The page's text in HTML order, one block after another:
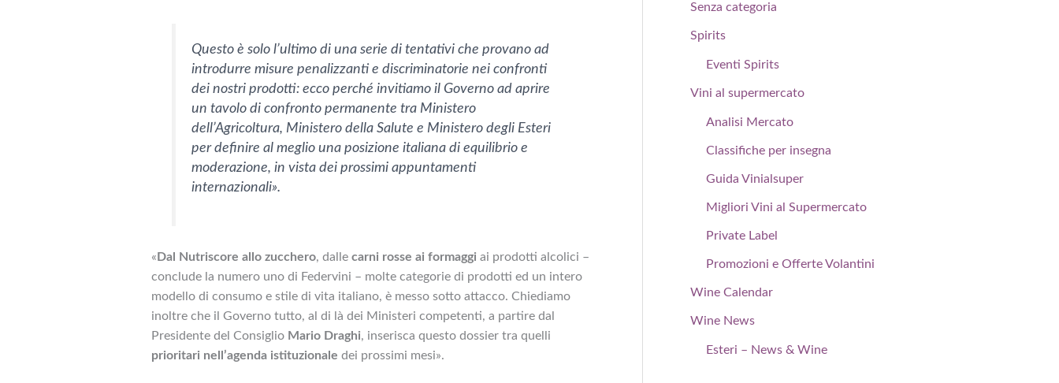
Questo è solo l’ultimo di una serie di tentativi che provano ad
introdurre misure penalizzanti e discriminatorie nei confronti
dei nostri prodotti: ecco perché invitiamo il Governo ad aprire
un tavolo di confronto permanente tra Ministero
dell’Agricoltura, Ministero della Salute e Ministero degli Esteri
per definire al meglio una posizione italiana di equilibrio e
moderazione, in vista dei prossimi appuntamenti
internazionali».
« Dal Nutriscore allo zucchero, dalle carni rosse ai formaggi ai prodotti alcolici –
conclude la numero uno di Federvini – molte categorie di prodotti ed un intero
modello di consumo e stile di vita italiano, è messo sotto attacco. Chiediamo
inoltre che il Governo tutto, al di là dei Ministeri competenti, a partire dal
Presidente del Consiglio Mario Draghi, inserisca questo dossier tra quelli
prioritari nell’agenda istituzionale dei prossimi mesi».
Senza categoria
Spirits
Eventi Spirits
Vini al supermercato
Analisi Mercato
Classifiche per insegna
Guida Vinialsuper
Migliori Vini al Supermercato
Private Label
Promozioni e Offerte Volantini
Wine Calendar
Wine News
Esteri – News & Wine